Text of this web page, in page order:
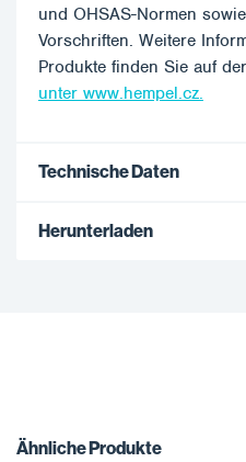
und OHSAS-Normen
Vorschriften. Weitere
Produkte finden Sie auf
unter www.hempel.cz.
Technische Daten
Herunterladen
Ähnliche Produkte